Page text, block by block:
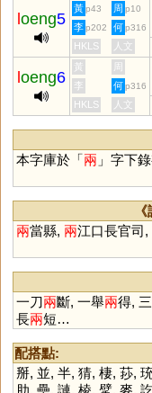
oeng5
黃 p43 周 p10
李 p202 何 p316
HKLS 人文
oeng6
黃 周
李 何 p316
HKLS 人文
本字庫於「兩 」字下
兩當縣, 兩江口長官司,
一刀兩斷, 一舉兩得,
長兩短…
配搭點:
掰, 並, 半, 猜, 棲, 莏,